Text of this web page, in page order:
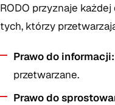
RODO przyznaje
tych, którzy
Prawo do informacji:
przetwarzane.
Prawo do